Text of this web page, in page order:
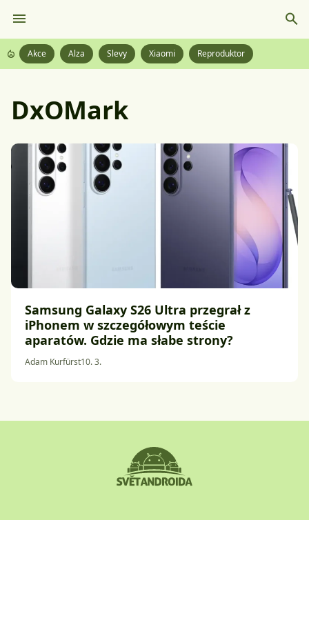
Akce Alza Slevy Xiaomi Reproduktor
DxOMark
Samsung Galaxy S26 Ultra przegrał z
iPhonem w szczegółowym teście
aparatów. Gdzie ma słabe strony?
Adam Kurfürst10. 3.